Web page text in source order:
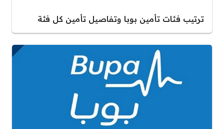
ترتيب فئات تأمين بوبا وتفاصيل تأمين كل فئة